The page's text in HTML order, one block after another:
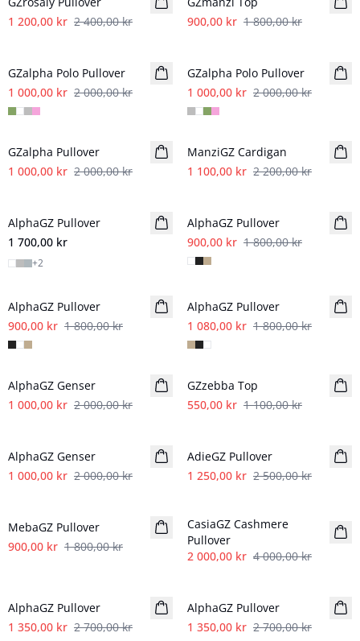
1 200,00 kr 2 400,00 kr
900,00 kr 1 800,00 kr
GZalpha Polo Pullover
1 000,00 kr 2 000,00 kr
GZalpha Polo Pullover
1 000,00 kr 2 000,00 kr
- 50%
GZalpha Pullover
1 000,00 kr 2 000,00 kr
- 50%
ManziGZ Cardigan
1 100,00 kr 2 200,00 kr
NYHET
AlphaGZ Pullover
1 700,00 kr
+2
AlphaGZ Pullover
900,00 kr 1 800,00 kr
- 50%
AlphaGZ Pullover
900,00 kr 1 800,00 kr
AlphaGZ Pullover
1 080,00 kr 1 800,00 kr
- 50%
AlphaGZ Genser
1 000,00 kr 2 000,00 kr
- 50%
GZzebba Top
550,00 kr 1 100,00 kr
AlphaGZ Genser
1 000,00 kr 2 000,00 kr
AdieGZ Pullover
1 250,00 kr 2 500,00 kr
MebaGZ Pullover
900,00 kr 1 800,00 kr
CasiaGZ Cashmere
Pullover
2 000,00 kr 4 000,00 kr
AlphaGZ Pullover
1 350,00 kr 2 700,00 kr
AlphaGZ Pullover
1 350,00 kr 2 700,00 kr